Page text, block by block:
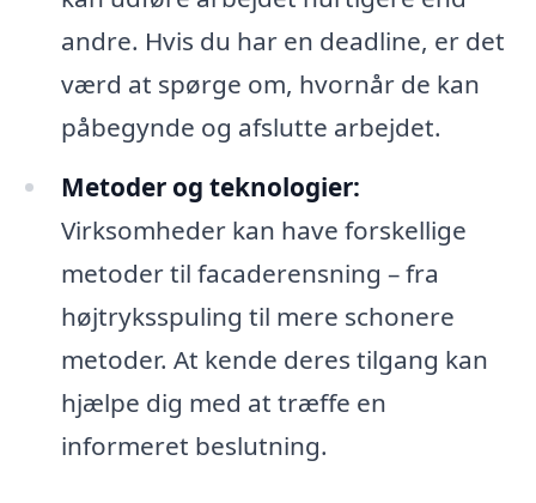
andre. Hvis du har en deadline, er det
værd at spørge om, hvornår de kan
påbegynde og afslutte arbejdet.
Metoder og teknologier:
Virksomheder kan have forskellige
metoder til facaderensning – fra
højtryksspuling til mere schonere
metoder. At kende deres tilgang kan
hjælpe dig med at træffe en
informeret beslutning.